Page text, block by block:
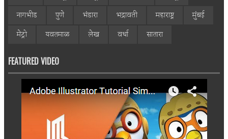
नागभीड
पुणे भंडारा भद्रावती महाराष्ट्र
मुंबई
मेट्रो
यवतमाळ लेख वर्धा सातारा
FEATURED VIDEO